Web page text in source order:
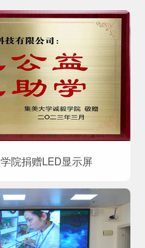
院捐赠LED显示屏